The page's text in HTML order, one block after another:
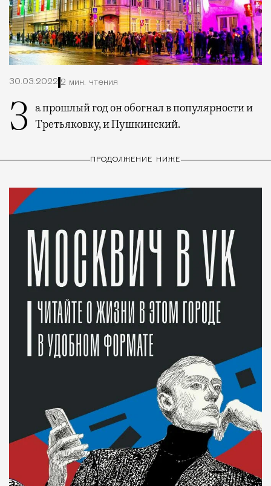
30.03.2022 2 мин. чтения
За прошлый год он обогнал в популярности и Третьяковку, и Пушкинский.
ПРОДОЛЖЕНИЕ НИЖЕ